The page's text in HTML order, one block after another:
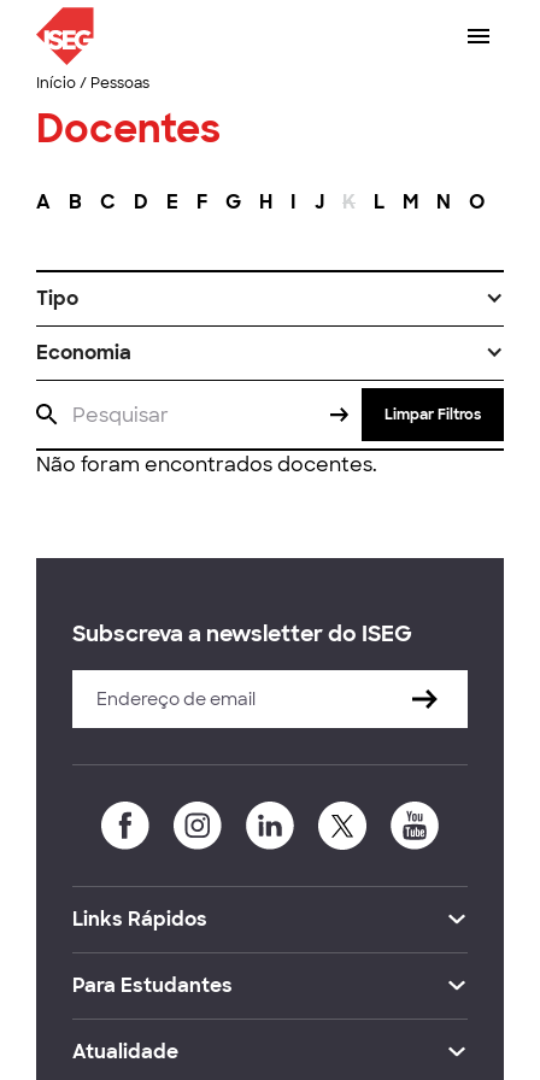
Início/ Pessoas
Docentes
A B C D E F G H I J K L M N O
Tipo
Economia
Limpar Filtros
Não foram encontrados docentes.
Subscreva a newsletter do ISEG
Links Rápidos
Para Estudantes
Atualidade